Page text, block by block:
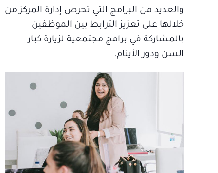
والعديد من البرامج التي تحرص إدارة المركز من
خلالها على تعزيز الترابط بين الموظفين
بالمشاركة في برامج مجتمعية لزيارة كبار
السن ودور الأيتام.